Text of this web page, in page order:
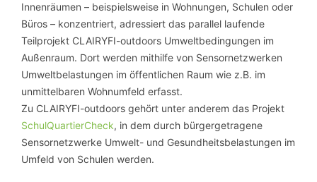
Innenräumen – beispielsweise in Wohnungen, Schulen oder
Büros – konzentriert, adressiert das parallel laufende
Teilprojekt CLAIRYFI-outdoors Umweltbedingungen im
Außenraum. Dort werden mithilfe von Sensornetzwerken
Umweltbelastungen im öffentlichen Raum wie z.B. im
unmittelbaren Wohnumfeld erfasst.
Zu CLAIRYFI-outdoors gehört unter anderem das Projekt
SchulQuartierCheck, in dem durch bürgergetragene
Sensornetzwerke Umwelt- und Gesundheitsbelastungen im
Umfeld von Schulen werden.